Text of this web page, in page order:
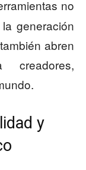
no
generación
abren
creadores,
y